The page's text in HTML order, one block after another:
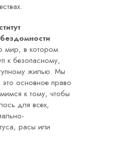
мир, в котором
к безопасному,
жилью. Мы
основное право
к тому, чтобы
для всех,
расы или